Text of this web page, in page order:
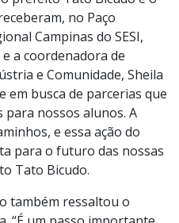
prefeito Tato Bicudo e o
no Paço
Campinas do SESI,
a coordenadora de
e Comunidade, Sheila
em busca de parcerias que
nossos alunos. A
e essa ação do
para o futuro das nossas
Tato Bicudo.
também ressaltou o